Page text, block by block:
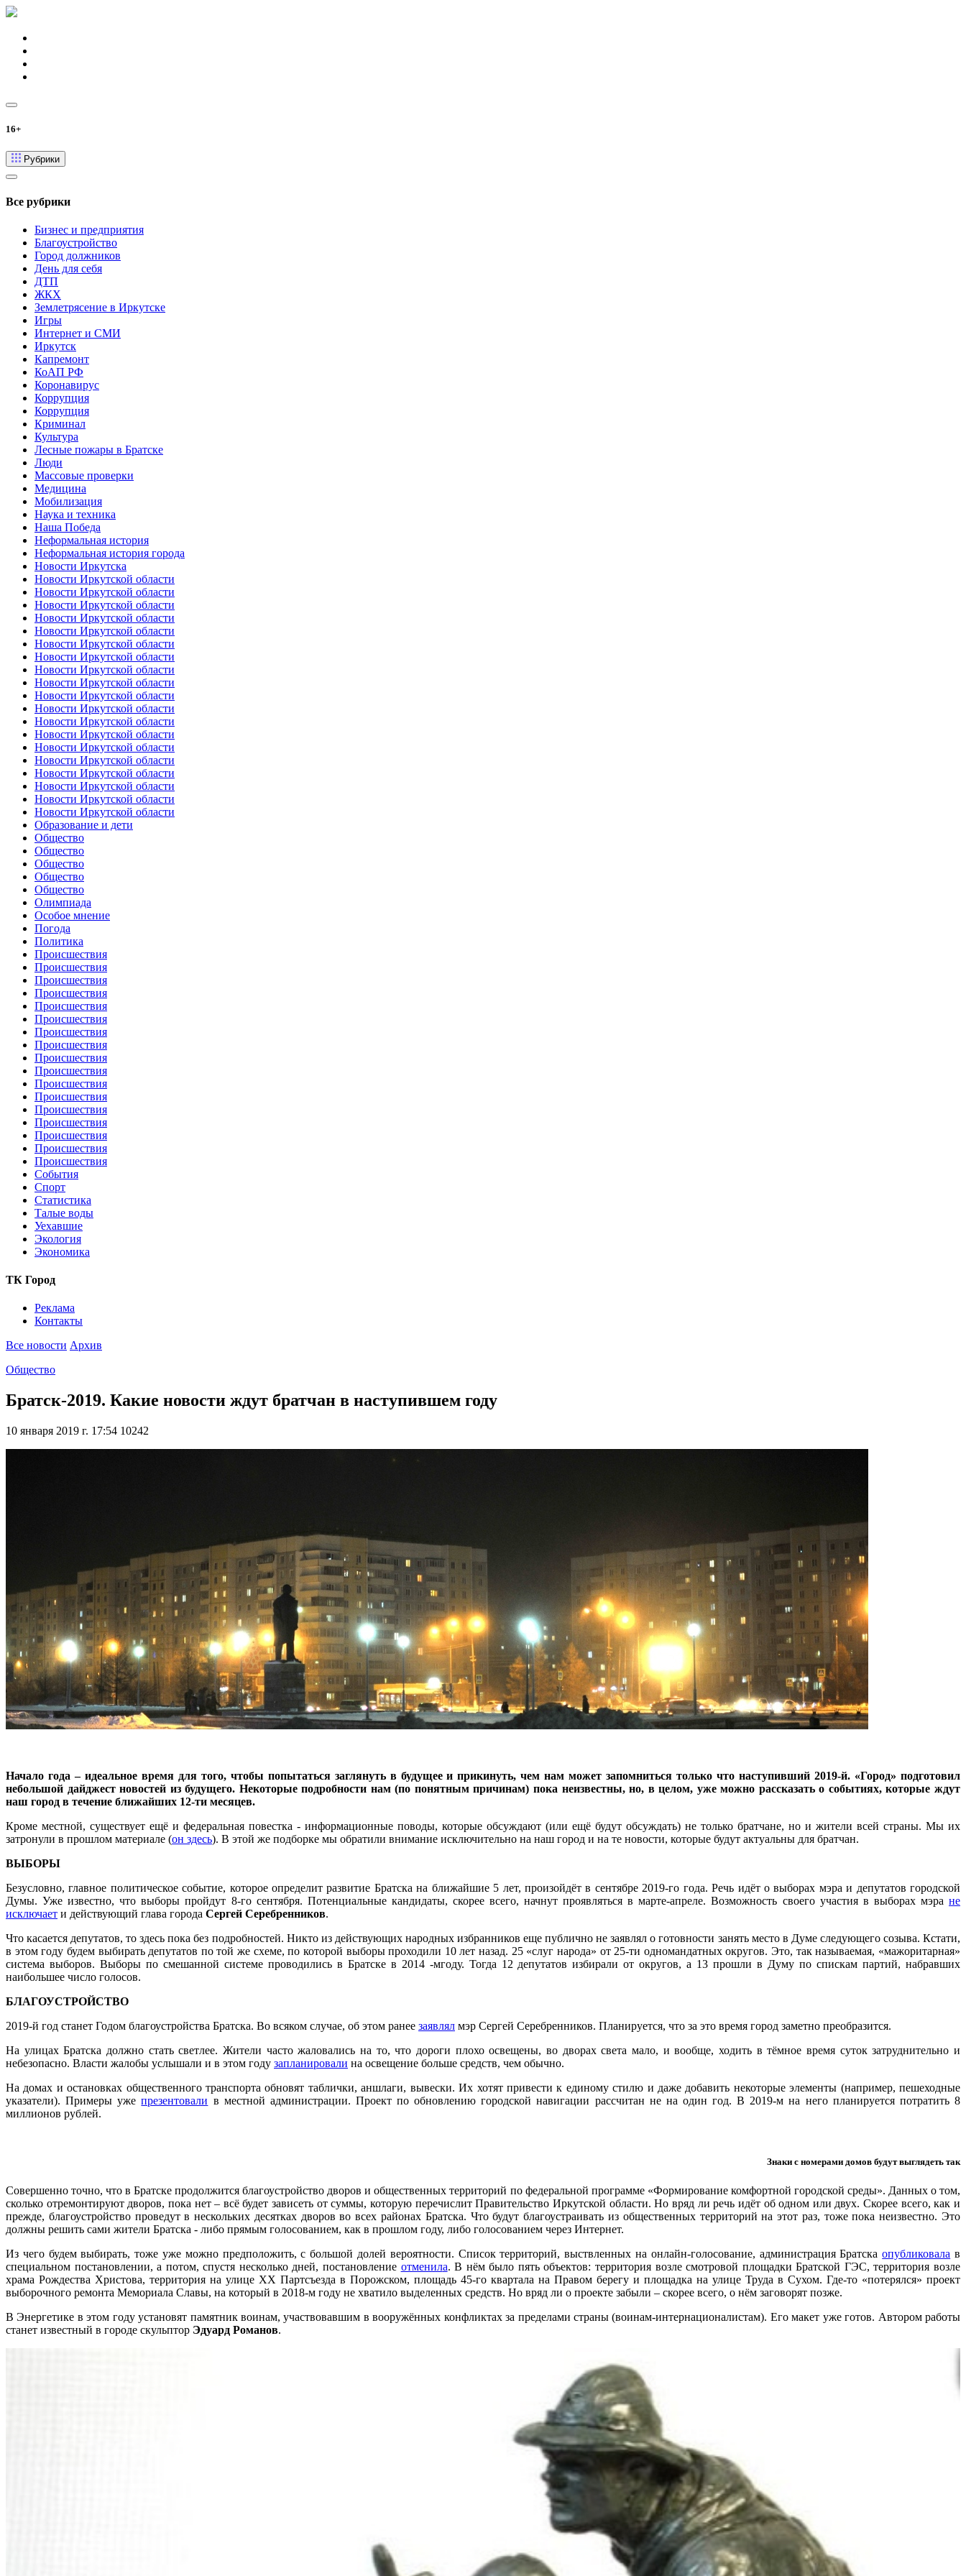
16+
Рубрики
Все рубрики
Бизнес и предприятия
Благоустройство
Город должников
День для себя
ДТП
ЖКХ
Землетрясение в Иркутске
Игры
Интернет и СМИ
Иркутск
Капремонт
КоАП РФ
Коронавирус
Коррупция
Коррупция
Криминал
Культура
Лесные пожары в Братске
Люди
Массовые проверки
Медицина
Мобилизация
Наука и техника
Наша Победа
Неформальная история
Неформальная история города
Новости Иркутска
Новости Иркутской области
Новости Иркутской области
Новости Иркутской области
Новости Иркутской области
Новости Иркутской области
Новости Иркутской области
Новости Иркутской области
Новости Иркутской области
Новости Иркутской области
Новости Иркутской области
Новости Иркутской области
Новости Иркутской области
Новости Иркутской области
Новости Иркутской области
Новости Иркутской области
Новости Иркутской области
Новости Иркутской области
Новости Иркутской области
Новости Иркутской области
Образование и дети
Общество
Общество
Общество
Общество
Общество
Олимпиада
Особое мнение
Погода
Политика
Происшествия
Происшествия
Происшествия
Происшествия
Происшествия
Происшествия
Происшествия
Происшествия
Происшествия
Происшествия
Происшествия
Происшествия
Происшествия
Происшествия
Происшествия
Происшествия
Происшествия
События
Спорт
Статистика
Талые воды
Уехавшие
Экология
Экономика
ТК Город
Реклама
Контакты
Все новости Архив
Общество
Братск-2019. Какие новости ждут братчан в наступившем году
10 января 2019 г. 17:54 10242
Начало года – идеальное время для того, чтобы попытаться заглянуть в будущее и прикинуть, чем нам может запомниться только что наступивший 2019-й. «Город» подготовил
небольшой дайджест новостей из будущего. Некоторые подробности нам (по понятным причинам) пока неизвестны, но, в целом, уже можно рассказать о событиях, которые ждут
наш город в течение ближайших 12-ти месяцев.
Кроме местной, существует ещё и федеральная повестка - информационные поводы, которые обсуждают (или ещё будут обсуждать) не только братчане, но и жители всей страны. Мы их
затронули в прошлом материале (он здесь). В этой же подборке мы обратили внимание исключительно на наш город и на те новости, которые будут актуальны для братчан.
ВЫБОРЫ
Безусловно, главное политическое событие, которое определит развитие Братска на ближайшие 5 лет, произойдёт в сентябре 2019-го года. Речь идёт о выборах мэра и депутатов городской
Думы. Уже известно, что выборы пройдут 8-го сентября. Потенциальные кандидаты, скорее всего, начнут проявляться в марте-апреле. Возможность своего участия в выборах мэра не
исключает и действующий глава города Сергей Серебренников.
Что касается депутатов, то здесь пока без подробностей. Никто из действующих народных избранников еще публично не заявлял о готовности занять место в Думе следующего созыва. Кстати,
в этом году будем выбирать депутатов по той же схеме, по которой выборы проходили 10 лет назад. 25 «слуг народа» от 25-ти одномандатных округов. Это, так называемая, «мажоритарная»
система выборов. Выборы по смешанной системе проводились в Братске в 2014 -мгоду. Тогда 12 депутатов избирали от округов, а 13 прошли в Думу по спискам партий, набравших
наибольшее число голосов.
БЛАГОУСТРОЙСТВО
2019-й год станет Годом благоустройства Братска. Во всяком случае, об этом ранее заявлял мэр Сергей Серебренников. Планируется, что за это время город заметно преобразится.
На улицах Братска должно стать светлее. Жители часто жаловались на то, что дороги плохо освещены, во дворах света мало, и вообще, ходить в тёмное время суток затруднительно и
небезопасно. Власти жалобы услышали и в этом году запланировали на освещение больше средств, чем обычно.
На домах и остановках общественного транспорта обновят таблички, аншлаги, вывески. Их хотят привести к единому стилю и даже добавить некоторые элементы (например, пешеходные
указатели). Примеры ужепрезентовали в местной администрации. Проект по обновлению городской навигации рассчитан не на один год. В 2019-м на него планируется потратить 8
миллионов рублей.
Знаки с номерами домов будут выглядеть так
Совершенно точно, что в Братске продолжится благоустройство дворов и общественных территорий по федеральной программе «Формирование комфортной городской среды». Данных о том,
сколько отремонтируют дворов, пока нет – всё будет зависеть от суммы, которую перечислит Правительство Иркутской области. Но вряд ли речь идёт об одном или двух. Скорее всего, как и
прежде, благоустройство проведут в нескольких десятках дворов во всех районах Братска. Что будут благоустраивать из общественных территорий на этот раз, тоже пока неизвестно. Это
должны решить сами жители Братска - либо прямым голосованием, как в прошлом году, либо голосованием через Интернет.
Из чего будем выбирать, тоже уже можно предположить, с большой долей вероятности. Список территорий, выствленных на онлайн-голосование, администрация Братскаопубликовала в
специальном постановлении, а потом, спустя несколько дней, постановление отменила. В нём было пять объектов: территория возле смотровой площадки Братской ГЭС, территория возле
храма Рождества Христова, территория на улице XX Партсъезда в Порожском, площадь 45-го квартала на Правом берегу и площадка на улице Труда в Сухом. Где-то «потерялся» проект
выборочного ремонта Мемориала Славы, на который в 2018-м году не хватило выделенных средств. Но вряд ли о проекте забыли – скорее всего, о нём заговорят позже.
В Энергетике в этом году установят памятник воинам, участвовавшим в вооружённых конфликтах за пределами страны (воинам-интернационалистам). Его макет уже готов. Автором работы
станет известный в городе скульптор Эдуард Романов.